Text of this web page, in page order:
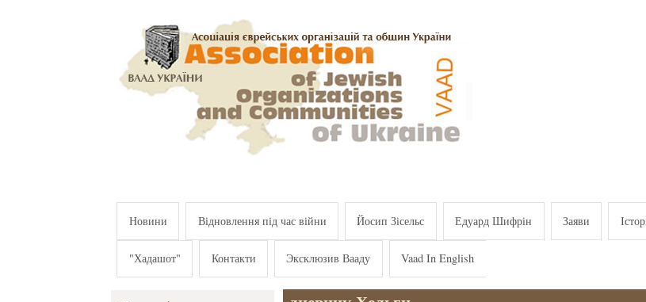
Новини Відновлення під час війни Йосип Зісельс Едуард Шифрін Заяви
"Хадашот" Контакти Эксклюзив Вааду Vaad In English